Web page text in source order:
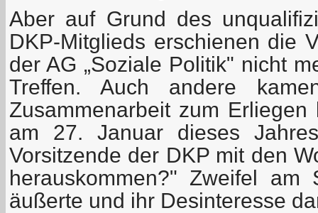
Aber auf Grund des
DKP-Mitglieds erschienen die
der AG „Soziale Politik" nicht
Treffen. Auch andere
Zusammenarbeit zum
am 27. Januar dieses
Vorsitzende der DKP mit den
herauskommen?" Zweifel am
äußerte und ihr Desinteresse